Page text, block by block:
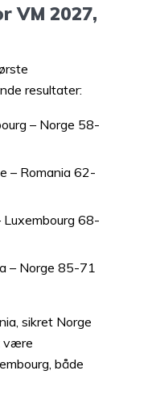
VM 2027,
resultater:
– Norge 58-
– Romania 62-
Luxembourg 68-
– Norge 85-71
sikret Norge
være
både